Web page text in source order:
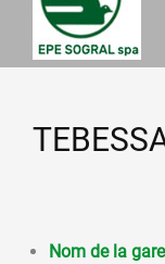
Nom de la